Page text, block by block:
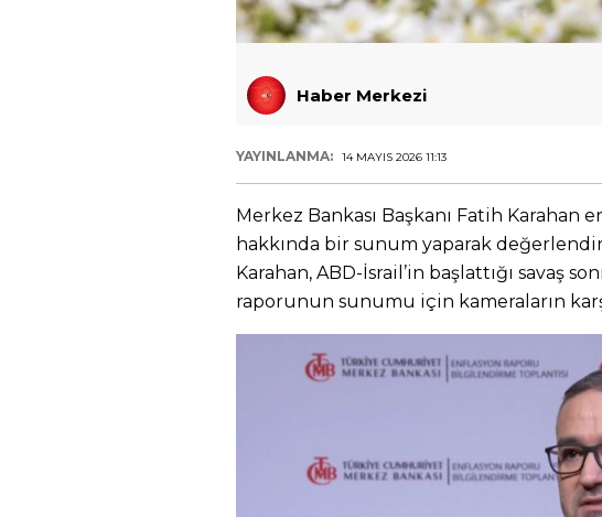
Haber Merkezi
YAYINLANMA: 14 MAYIS 2026 11:13
Merkez Bankası Başkanı Fatih Karahan
hakkında bir sunum yaparak
Karahan, ABD-İsrail’in başlattığı savaş
raporunun sunumu için kameraların